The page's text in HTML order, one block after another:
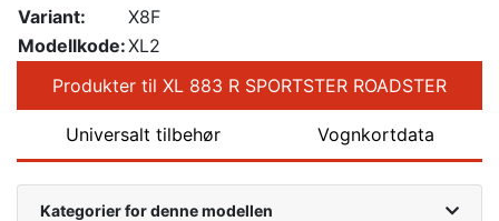
Variant:
X8F
Modellkode:XL2
Produkter til XL 883 R SPORTSTER ROADSTER
Universalt tilbehør Vognkortdata
Kategorier for denne modellen